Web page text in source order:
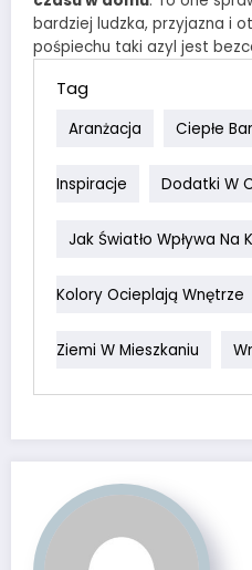
bardziej ludzka, przyjazna i
pośpiechu taki azyl jest
Tag
Aranżacja Ciepłe
Inspiracje Dodatki W
Jak Światło Wpływa Na
Kolory Ocieplają Wnętrze
Ziemi W Mieszkaniu